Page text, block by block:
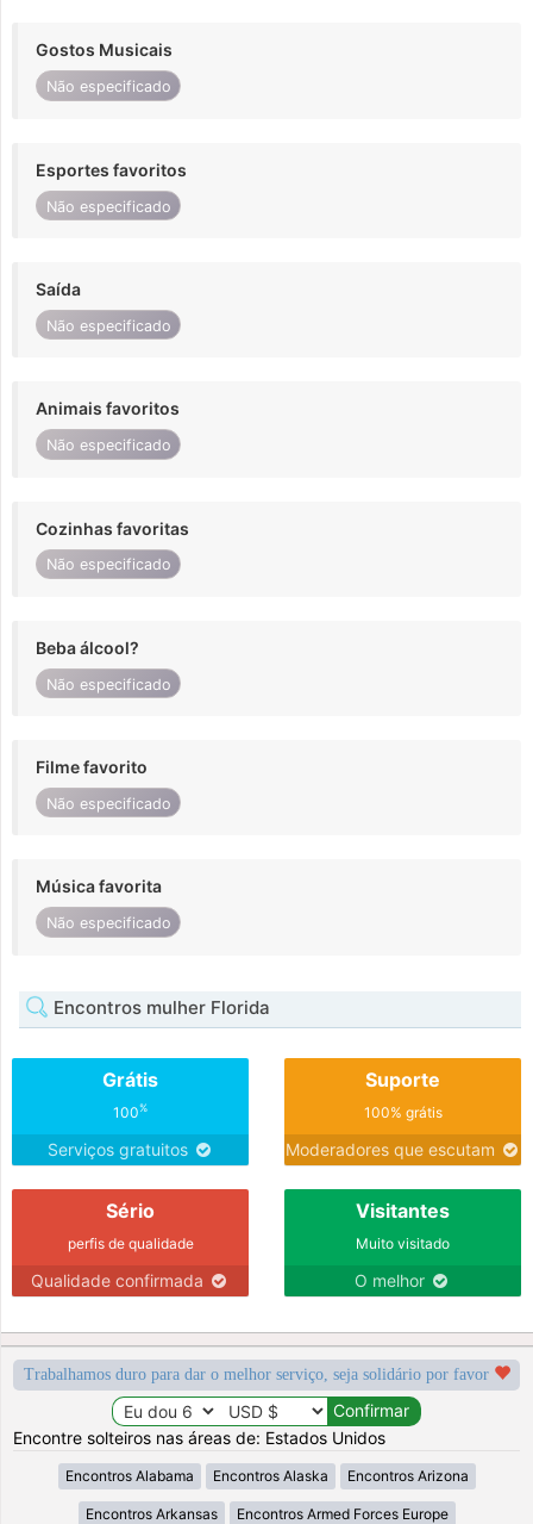
Gostos Musicais
Não especificado
Esportes favoritos
Não especificado
Saída
Não especificado
Animais favoritos
Não especificado
Cozinhas favoritas
Não especificado
Beba álcool?
Não especificado
Filme favorito
Não especificado
Música favorita
Não especificado
Encontros mulher Florida
Grátis
100%
Serviços gratuitos
Suporte
100% grátis
Moderadores que escutam
Sério
perfis de qualidade
Qualidade confirmada
Visitantes
Muito visitado
O melhor
Trabalhamos duro para dar o melhor serviço, seja solidário por favor
Encontre solteiros nas áreas de: Estados Unidos
Encontros Alabama Encontros Alaska Encontros Arizona
Encontros Arkansas Encontros Armed Forces Europe